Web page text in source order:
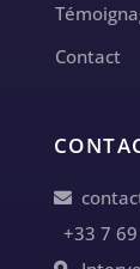
Contact
+33 7